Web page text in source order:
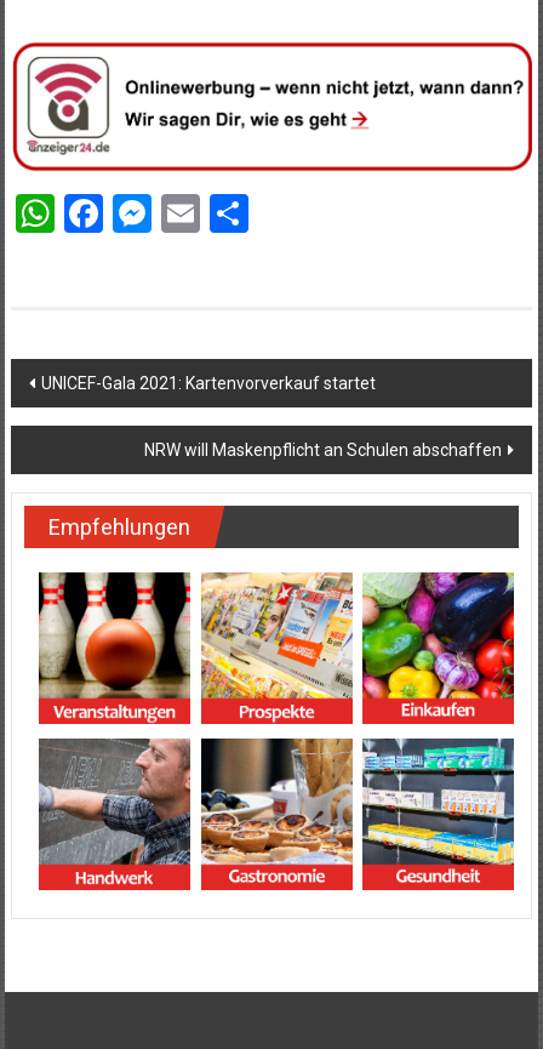
WhatsApp
Facebook
Messenger
EmailTeilen
Beitragsnavigation
UNICEF-Gala 2021: Kartenvorverkauf startet
NRW will Maskenpflicht an Schulen abschaffen
Empfehlungen